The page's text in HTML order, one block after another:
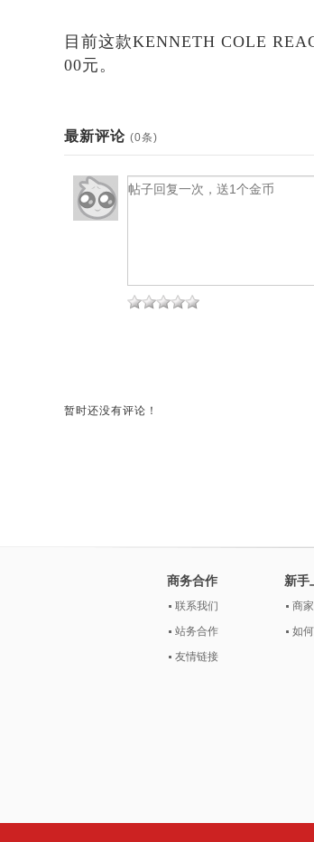
目前这款KENNETH COLE
00元。
最新评论 (0条)
暂时还没有评论！
商务合作
联系我们
站务合作
友情链接
新手
商
如